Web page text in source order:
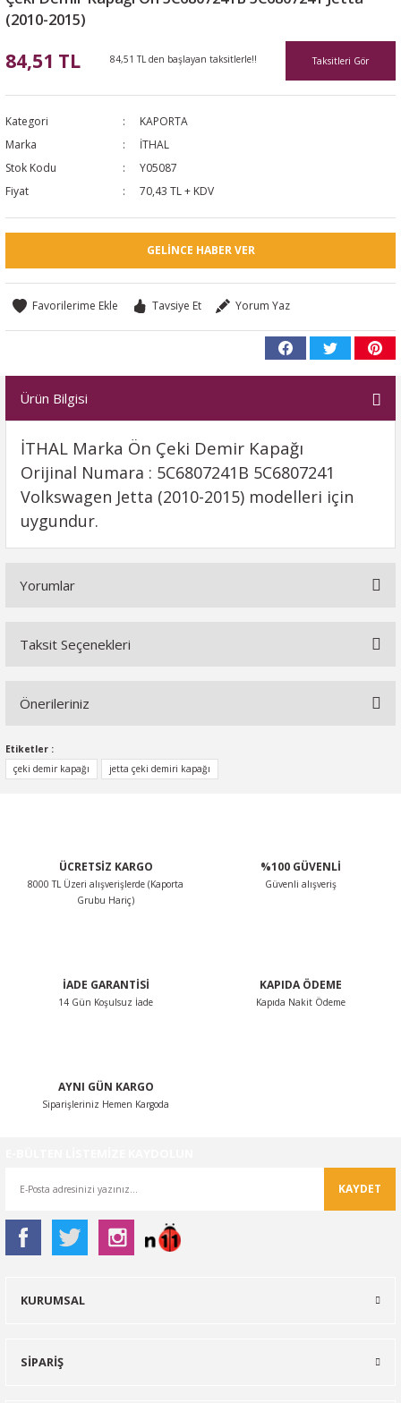
(2010-2015)
84,51 TL 84,51 TL den başlayan taksitlerle!! Taksitleri Gör
Kategori
KAPORTA
Marka
İTHAL
Stok Kodu
Y05087
Fiyat
70,43 TL + KDV
GELINCE HABER VER
Tavsiye Et Yorum Yaz
Ürün Bilgisi
İTHAL Marka Ön Çeki Demir Kapağı
Orijinal Numara : 5C6807241B 5C6807241
Volkswagen Jetta (2010-2015) modelleri için
uygundur.
Yorumlar
Taksit Seçenekleri
Önerileriniz
Bu ürünün fiyat bilgisi, resim, ürün açıklamalarında ve diğer
konularda yetersiz gördüğünüz noktaları öneri formunu
kullanarak tarafımıza iletebilirsiniz.
Ürün açıklamasında eksik bilgiler bulunuyor.
Ürün bilgilerinde hatalar bulunuyor.
Etiketler :
çeki demir kapağı
jetta çeki demiri kapağı
ÜCRETSİZ KARGO
8000 TL Üzeri alışverişlerde (Kaporta
Grubu Hariç)
%100 GÜVENLİ
Güvenli alışveriş
İADE GARANTİSİ
14 Gün Koşulsuz İade
KAPIDA ÖDEME
Kapıda Nakit Ödeme
AYNI GÜN KARGO
Siparişleriniz Hemen Kargoda
KAYDET
KURUMSAL
SİPARİŞ